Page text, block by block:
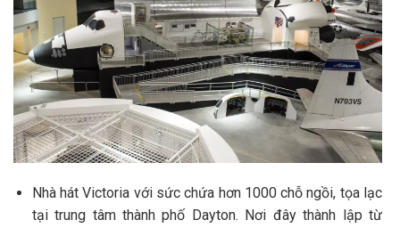
Nhà hát Victoria với sức chứa hơn 1000 chỗ ngồi, tọa lạc
tại trung tâm thành phố Dayton. Nơi đây thành lập từ